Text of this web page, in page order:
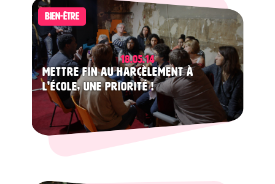
BIEN-ÊTRE
18.05.14
Mettre fin au harcèlement à
l’école, une priorité !